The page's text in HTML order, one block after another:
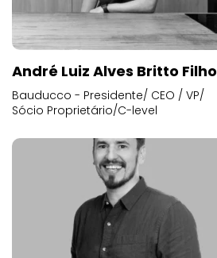
André Luiz Alves Britto Filho
Bauducco - Presidente/ CEO / VP/
Sócio Proprietário/C-level